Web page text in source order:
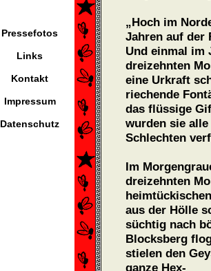
Pressefotos
Links
Kontakt
Impressum
Datenschutz
„Hoch im
Jahren auf der
Und einmal im
dreizehnten
eine Urkraft
riechende
das flüssige
wurden sie alle
Schlechten
Im
dreizehnten
aus der Hölle
süchtig nach
Blocksberg
stielen den
ganze Hex-